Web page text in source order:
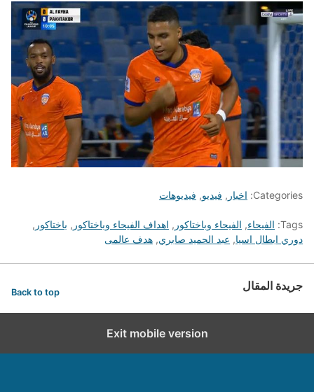
Categories: اخبار , فيديو, فيديوهات
Tags: الفيحاء, الفيحاء وباختاكور , اهداف الفيحاء وباختاكور , باختاكور ,
دوري ابطال اسيا, عبد الحميد صابري, هدف عالمى
جريدة المقال Back to top
Exit mobile version